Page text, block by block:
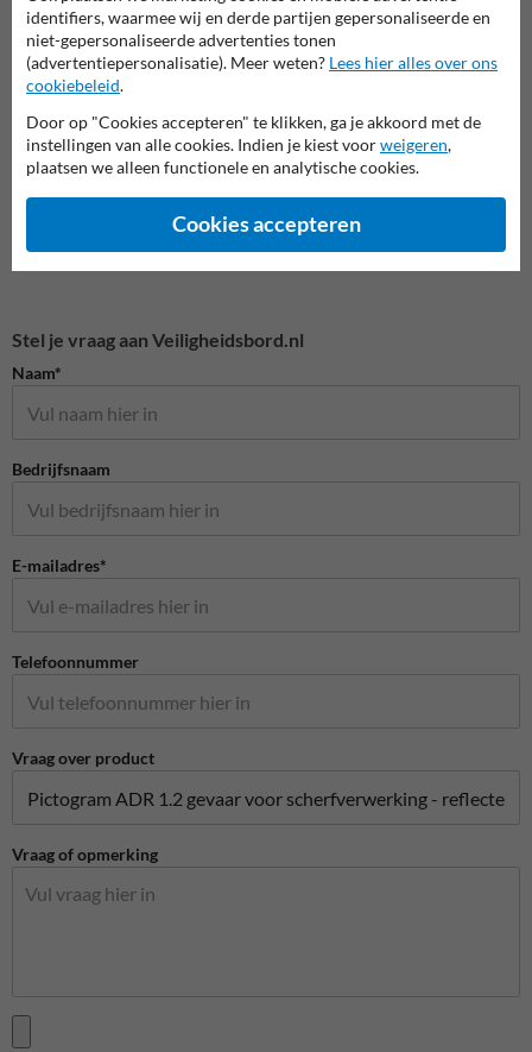
ADR en GHS pictogrammen Verbodspictogrammen
Stel je vraag aan Veiligheidsbord.nl
Naam*
Bedrijfsnaam
E-mailadres*
Telefoonnummer
Vraag over product
Vraag of opmerking
identifiers, waarmee wij en derde partijen gepersonaliseerde en
niet-gepersonaliseerde advertenties tonen
(advertentiepersonalisatie). Meer weten? Lees hier alles over ons
cookiebeleid.
Door op "Cookies accepteren" te klikken, ga je akkoord met de
instellingen van alle cookies. Indien je kiest voorweigeren,
plaatsen we alleen functionele en analytische cookies.
Cookies accepteren